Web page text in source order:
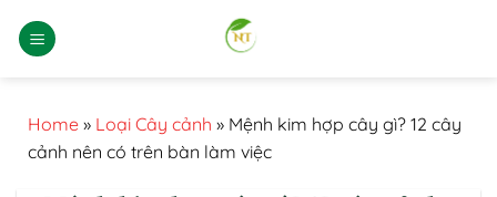
qua
Home » Loại Cây cảnh » Mệnh kim hợp cây gì? 12 cây
cảnh nên có trên bàn làm việc